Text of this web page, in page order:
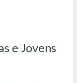
e Jovens